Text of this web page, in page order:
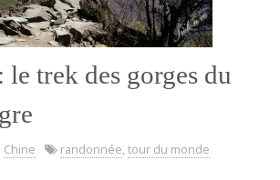
trek des gorges du
Chine randonnée, tour du monde